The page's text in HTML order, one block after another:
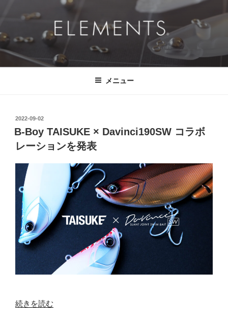
ン
ツ
へ
ELEMENTS®
挑戦的に、ドラマチックに、 そして、真っ直ぐに。
メニュー
投
稿
日:
2022-09-02
B-Boy TAISUKE × Davinci190SW コラボ
レーションを発表
“B-
続きを読む